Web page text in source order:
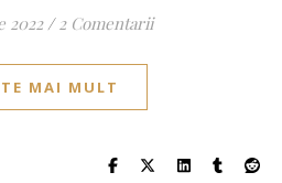
2022 / 2 Comentarii
MAI MULT